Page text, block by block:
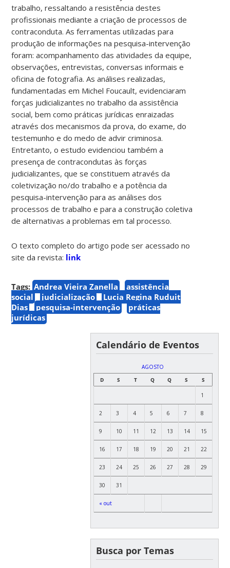
trabalho, ressaltando a resistência destes
profissionais mediante a criação de processos de
contraconduta. As ferramentas utilizadas para
produção de informações na pesquisa-intervenção
foram: acompanhamento das atividades da equipe,
observações, entrevistas, conversas informais e
oficina de fotografia. As análises realizadas,
fundamentadas em Michel Foucault, evidenciaram
forças judicializantes no trabalho da assistência
social, bem como práticas jurídicas enraizadas
através dos mecanismos da prova, do exame, do
testemunho e do medo de advir criminosa.
Entretanto, o estudo evidenciou também a
presença de contracondutas às forças
judicializantes, que se constituem através da
coletivização no/do trabalho e a potência da
pesquisa-intervenção para as análises dos
processos de trabalho e para a construção coletiva
de alternativas a problemas em tal processo.
O texto completo do artigo pode ser acessado no
site da revista: link
Tags: Andrea Vieira Zanella
assistência
social
judicialização
Lucia Regina Ruduit
Dias
pesquisa-intervenção
práticas
jurídicas
Calendário de Eventos
AGOSTO
D
S T Q Q S S
« out
1
2 3 4 5 6 7 8
9 10 11 12 13 14 15
16 17 18 19 20 21 22
23 24 25 26 27 28 29
30 31
Busca por Temas